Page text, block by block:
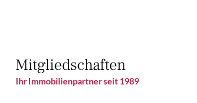
Mitgliedschaften
Ihr Immobilienpartner seit 1989